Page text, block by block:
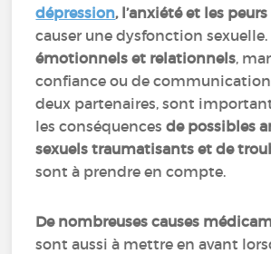
dépression, l’anxiété et les peurs
causer une dysfonction sexuelle.
émotionnels et relationnels,
confiance ou de
deux partenaires, sont
les conséquencesde possibles
sexuels traumatisants et de
sont à prendre en compte.
De nombreuses causes
sont aussi à mettre en avant